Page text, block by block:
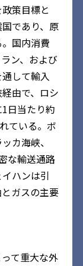
策目標と
であり、原
国内消費
ン、および
して輸入
由で、ロシ
日当たり約
ている。ボ
カ海峡、
な輸送通路
ハンは引
ガスの主要
て重大な外